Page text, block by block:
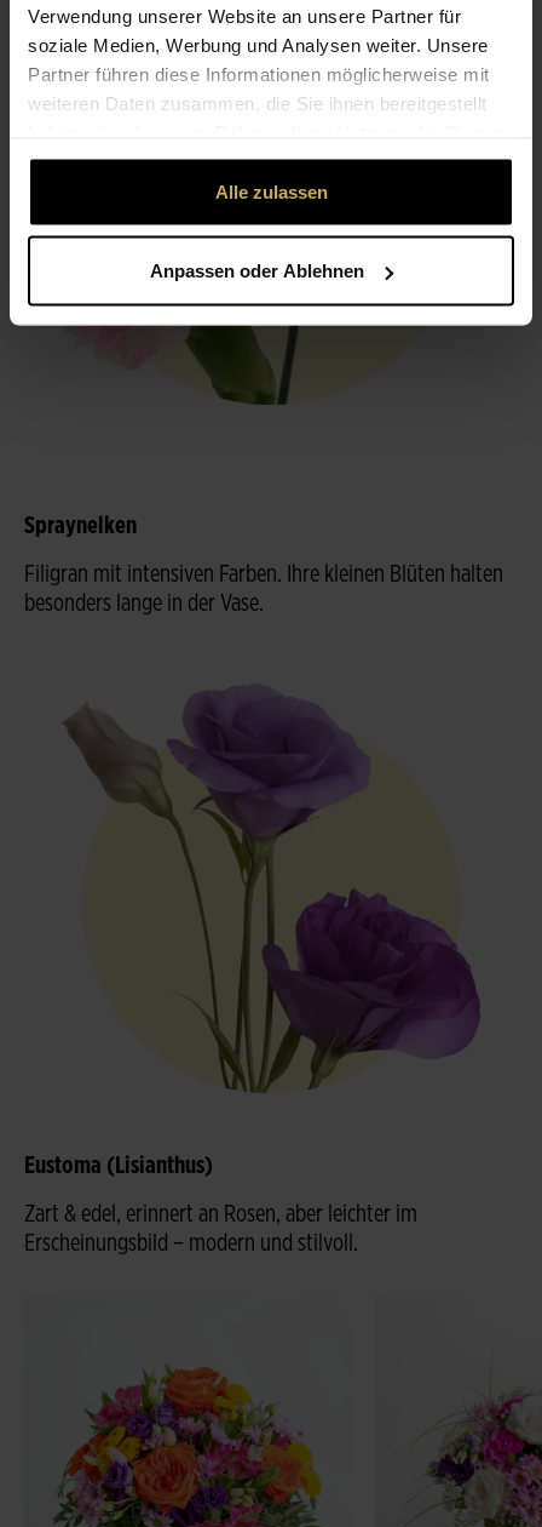
Verwendung unserer Website an unsere Partner für
soziale Medien, Werbung und Analysen weiter. Unsere
Partner führen diese Informationen möglicherweise mit
weiteren Daten zusammen, die Sie ihnen bereitgestellt
gesammelt haben.
Alle zulassen
Anpassen oder Ablehnen
Spraynelken
Filigran mit intensiven Farben. Ihre kleinen Blüten halten
besonders lange in der Vase.
Eustoma (Lisianthus)
Zart & edel, erinnert an Rosen, aber leichter im
Erscheinungsbild – modern und stilvoll.